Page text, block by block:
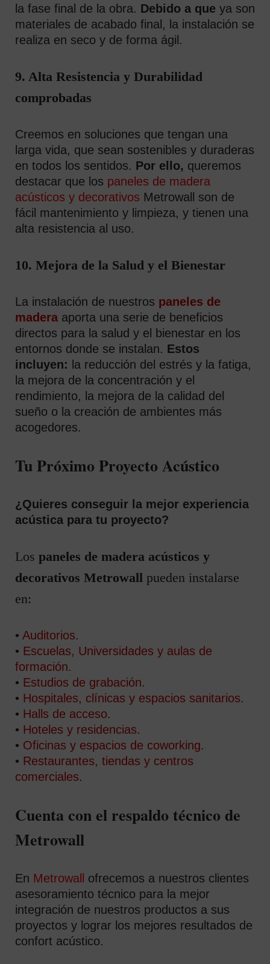
la fase final de la obra. Debido a que ya son
materiales de acabado final, la instalación se
realiza en seco y de forma ágil.
9. Alta Resistencia y Durabilidad
comprobadas
Creemos en soluciones que tengan una
larga vida, que sean sostenibles y duraderas
en todos los sentidos. Por ello, queremos
destacar que los paneles de madera
acústicos y decorativos Metrowall son de
fácil mantenimiento y limpieza, y tienen una
alta resistencia al uso.
10. Mejora de la Salud y el Bienestar
La instalación de nuestros paneles de
madera aporta una serie de beneficios
directos para la salud y el bienestar en los
entornos donde se instalan. Estos
incluyen: la reducción del estrés y la fatiga,
la mejora de la concentración y el
rendimiento, la mejora de la calidad del
sueño o la creación de ambientes más
acogedores.
Tu Próximo Proyecto Acústico
¿Quieres conseguir la mejor experiencia
acústica para tu proyecto?
Los paneles de madera acústicos y
decorativos Metrowall pueden instalarse
en:
• Auditorios.
• Escuelas, Universidades y aulas de
formación.
• Estudios de grabación.
• Hospitales, clínicas y espacios sanitarios.
• Halls de acceso.
• Hoteles y residencias.
• Oficinas y espacios de coworking.
• Restaurantes, tiendas y centros
comerciales.
Cuenta con el respaldo técnico de
Metrowall
En Metrowall
ofrecemos a nuestros clientes
asesoramiento técnico para la mejor
integración de nuestros productos a sus
proyectos y lograr los mejores resultados de
confort acústico.